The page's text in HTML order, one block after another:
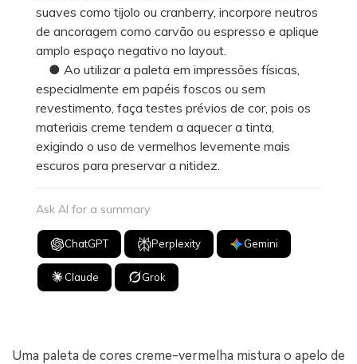
suaves como tijolo ou cranberry, incorpore neutros
de ancoragem como carvão ou espresso e aplique
amplo espaço negativo no layout.
● Ao utilizar a paleta em impressões físicas,
especialmente em papéis foscos ou sem
revestimento, faça testes prévios de cor, pois os
materiais creme tendem a aquecer a tinta,
exigindo o uso de vermelhos levemente mais
escuros para preservar a nitidez.
Ask AI for a summary
ChatGPT Perplexity Gemini
Claude Grok
Uma paleta de cores creme-vermelha mistura o apelo de